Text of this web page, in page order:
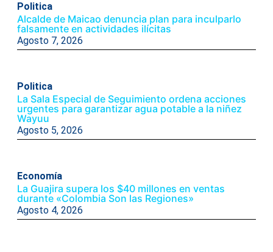
Politica
Alcalde de Maicao denuncia plan para inculparlo
falsamente en actividades ilícitas
Agosto 7, 2026
Politica
La Sala Especial de Seguimiento ordena acciones
urgentes para garantizar agua potable a la niñez
Wayuu
Agosto 5, 2026
Economía
La Guajira supera los $40 millones en ventas
durante «Colombia Son las Regiones»
Agosto 4, 2026